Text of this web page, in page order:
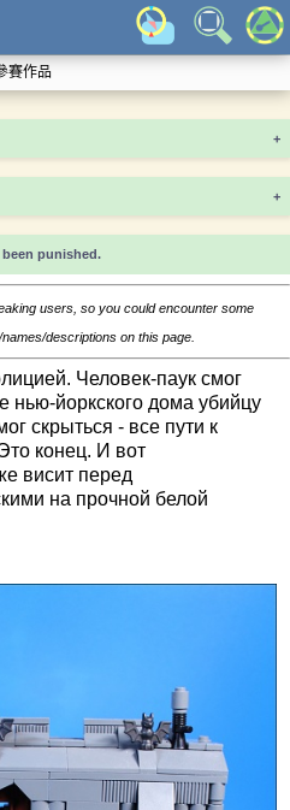
賽作品
+
+
punished.
users, so you could encounter some
descriptions on this page.
Человек-паук смог
нью-йоркского дома убийцу
скрыться - все пути к
конец. И вот
висит перед
на прочной белой